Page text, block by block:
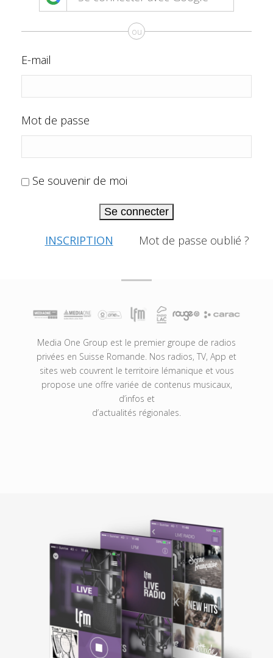
ou
E-mail
Mot de passe
Se souvenir de moi
Se connecter
INSCRIPTION Mot de passe oublié ?
Media One Group est le premier groupe de radios
privées en Suisse Romande. Nos radios, TV, App et
sites web couvrent le territoire lémanique et vous
propose une offre variée de contenus musicaux,
d’infos et
d’actualités régionales.